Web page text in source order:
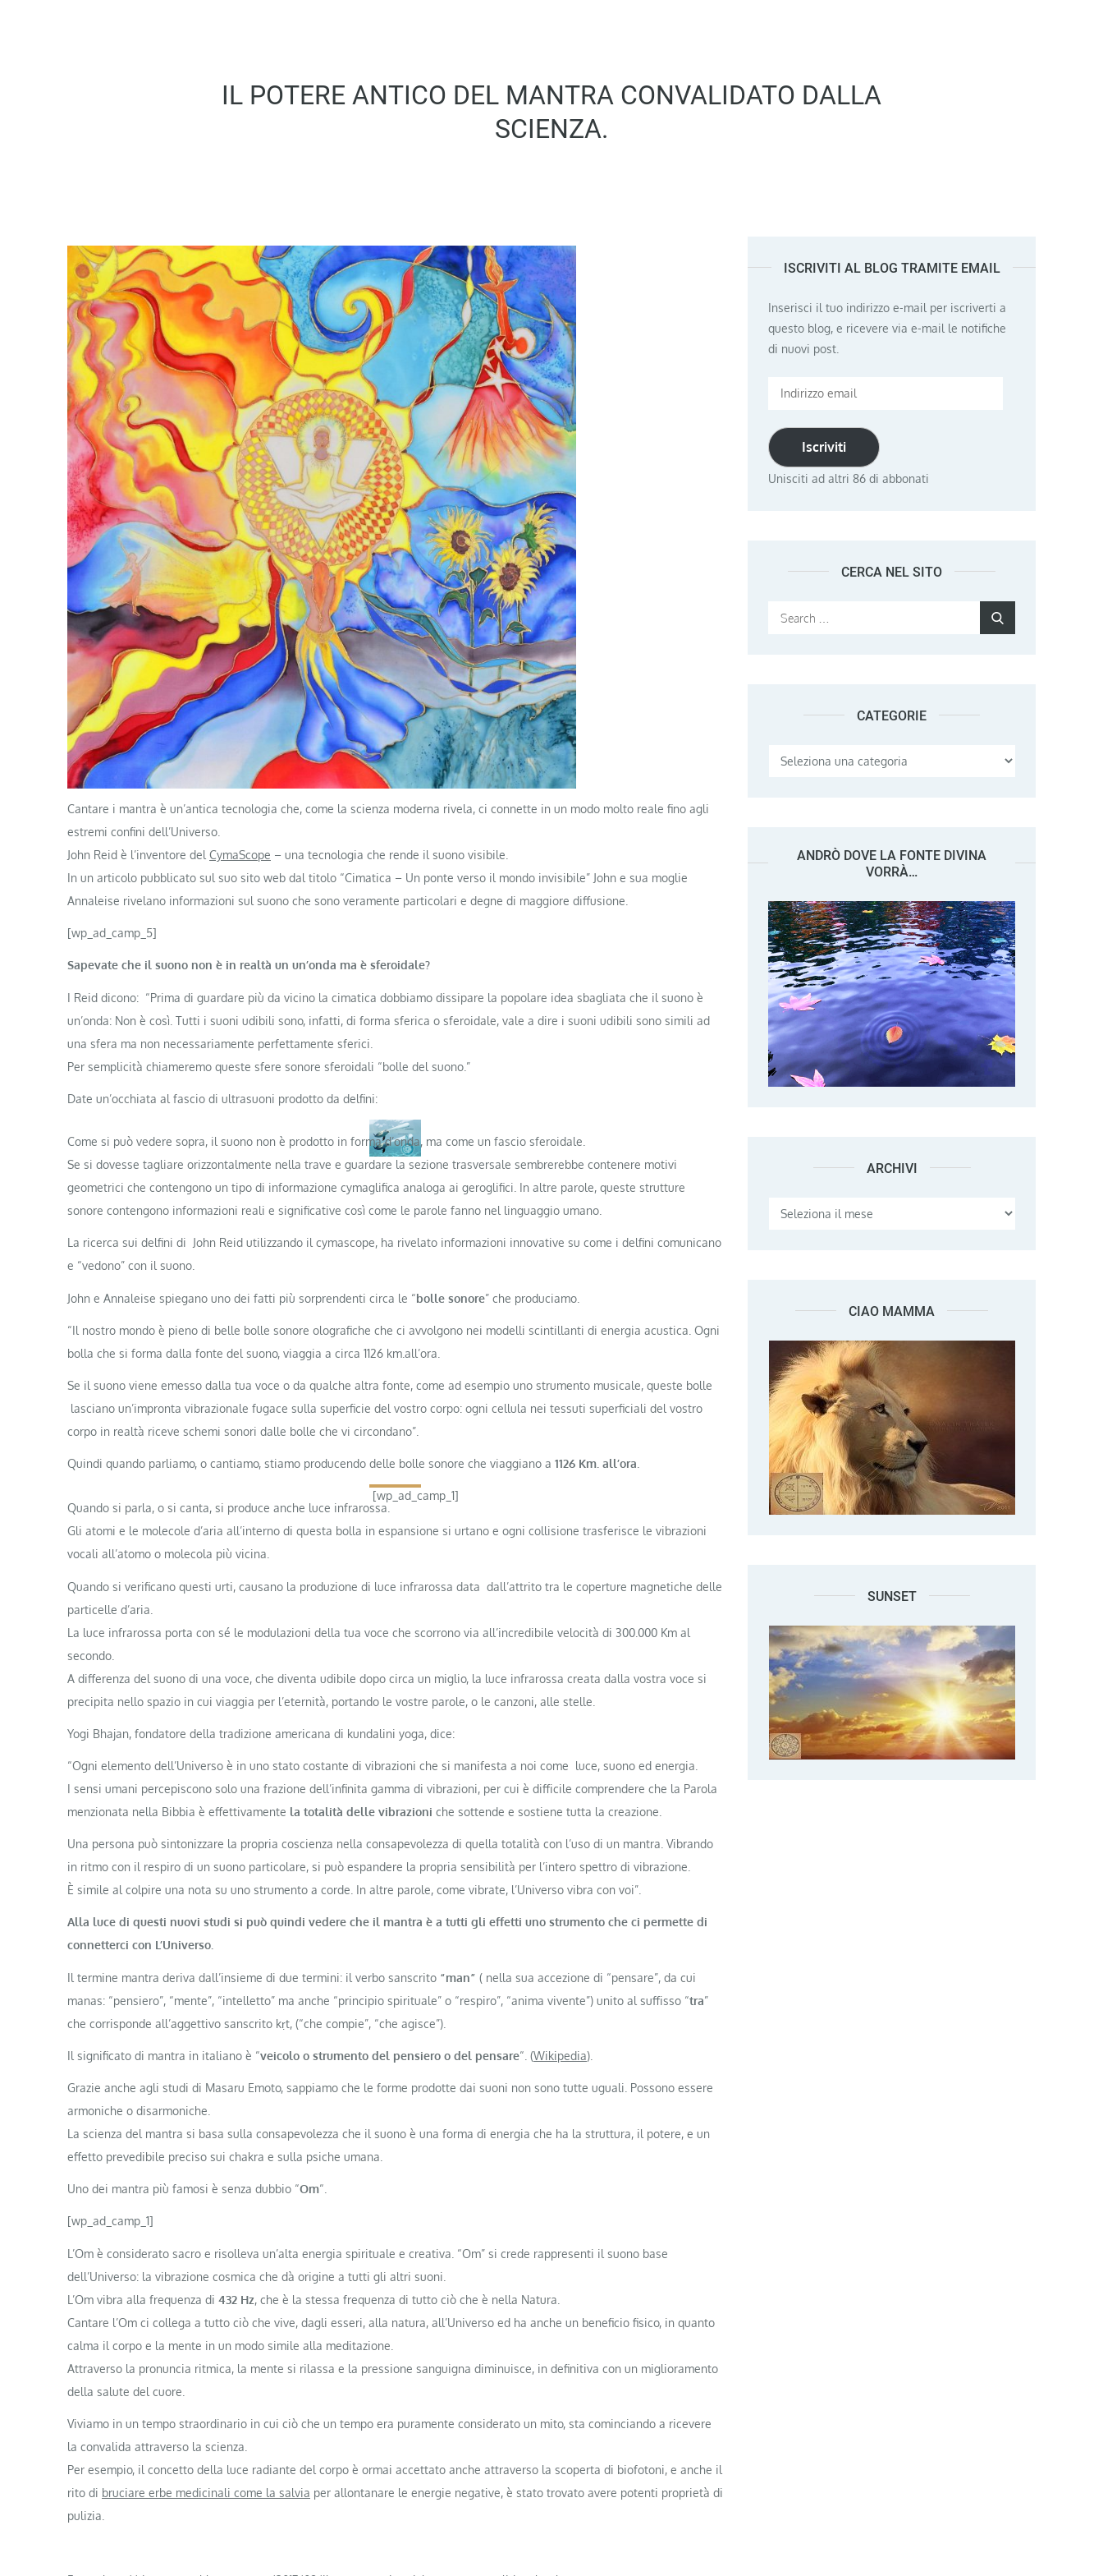
IL POTERE ANTICO DEL MANTRA CONVALIDATO DALLA
SCIENZA.
Cantare i mantra è un’antica tecnologia che, come la scienza moderna rivela, ci connette in un modo molto reale fino agli
estremi confini dell’Universo.
John Reid è l’inventore del CymaScope – una tecnologia che rende il suono visibile.
In un articolo pubblicato sul suo sito web dal titolo “Cimatica – Un ponte verso il mondo invisibile” John e sua moglie
Annaleise rivelano informazioni sul suono che sono veramente particolari e degne di maggiore diffusione.
[wp_ad_camp_5]
Sapevate che il suono non è in realtà un un’onda ma è sferoidale?
I Reid dicono: “Prima di guardare più da vicino la cimatica dobbiamo dissipare la popolare idea sbagliata che il suono è
un’onda: Non è così. Tutti i suoni udibili sono, infatti, di forma sferica o sferoidale, vale a dire i suoni udibili sono simili ad
una sfera ma non necessariamente perfettamente sferici.
Per semplicità chiameremo queste sfere sonore sferoidali “bolle del suono.”
Date un’occhiata al fascio di ultrasuoni prodotto da delfini:
Come si può vedere sopra, il suono non è prodotto in forma d’onda, ma come un fascio sferoidale.
Se si dovesse tagliare orizzontalmente nella trave e guardare la sezione trasversale sembrerebbe contenere motivi
geometrici che contengono un tipo di informazione cymaglifica analoga ai geroglifici. In altre parole, queste strutture
sonore contengono informazioni reali e significative così come le parole fanno nel linguaggio umano.
La ricerca sui delfini di John Reid utilizzando il cymascope, ha rivelato informazioni innovative su come i delfini comunicano
e “vedono” con il suono.
John e Annaleise spiegano uno dei fatti più sorprendenti circa le “bolle sonore” che produciamo.
“Il nostro mondo è pieno di belle bolle sonore olografiche che ci avvolgono nei modelli scintillanti di energia acustica. Ogni
bolla che si forma dalla fonte del suono, viaggia a circa 1126 km.all’ora.
Se il suono viene emesso dalla tua voce o da qualche altra fonte, come ad esempio uno strumento musicale, queste bolle
lasciano un’impronta vibrazionale fugace sulla superficie del vostro corpo: ogni cellula nei tessuti superficiali del vostro
corpo in realtà riceve schemi sonori dalle bolle che vi circondano”.
Quindi quando parliamo, o cantiamo, stiamo producendo delle bolle sonore che viaggiano a 1126 Km. all’ora
[wp_ad_camp_1]
Quando si parla, o si canta, si produce anche luce infrarossa.
Gli atomi e le molecole d’aria all’interno di questa bolla in espansione si urtano e ogni collisione trasferisce le vibrazioni
vocali all’atomo o molecola più vicina.
Quando si verificano questi urti, causano la produzione di luce infrarossa data dall’attrito tra le coperture magnetiche delle
particelle d’aria.
La luce infrarossa porta con sé le modulazioni della tua voce che scorrono via all’incredibile velocità di 300.000 Km al
secondo.
A differenza del suono di una voce, che diventa udibile dopo circa un miglio, la luce infrarossa creata dalla vostra voce si
precipita nello spazio in cui viaggia per l’eternità, portando le vostre parole, o le canzoni, alle stelle.
Yogi Bhajan, fondatore della tradizione americana di kundalini yoga, dice:
“Ogni elemento dell’Universo è in uno stato costante di vibrazioni che si manifesta a noi come luce, suono ed energia.
I sensi umani percepiscono solo una frazione dell’infinita gamma di vibrazioni, per cui è difficile comprendere che la Parola
menzionata nella Bibbia è effettivamente la totalità delle vibrazioni che sottende e sostiene tutta la creazione.
Una persona può sintonizzare la propria coscienza nella consapevolezza di quella totalità con l’uso di un mantra. Vibrando
in ritmo con il respiro di un suono particolare, si può espandere la propria sensibilità per l’intero spettro di vibrazione.
È simile al colpire una nota su uno strumento a corde. In altre parole, come vibrate, l’Universo vibra con voi”.
Alla luce di questi nuovi studi si può quindi vedere che il mantra è a tutti gli effetti uno strumento che ci permette di
connetterci con L’Universo.
Il termine mantra deriva dall’insieme di due termini: il verbo sanscrito “man” ( nella sua accezione di “pensare”, da cui
manas: “pensiero”, “mente”, “intelletto” ma anche “principio spirituale” o “respiro”, “anima vivente”) unito al suffisso “tra”
che corrisponde all’aggettivo sanscrito kṛt, (“che compie”, “che agisce”).
Il significato di mantra in italiano è “veicolo o strumento del pensiero o del pensare“. (Wikipedia).
Grazie anche agli studi di Masaru Emoto, sappiamo che le forme prodotte dai suoni non sono tutte uguali. Possono essere
armoniche o disarmoniche.
La scienza del mantra si basa sulla consapevolezza che il suono è una forma di energia che ha la struttura, il potere, e un
effetto prevedibile preciso sui chakra e sulla psiche umana.
Uno dei mantra più famosi è senza dubbio “Om“.
[wp_ad_camp_1]
L’Om è considerato sacro e risolleva un’alta energia spirituale e creativa. “Om” si crede rappresenti il suono base
dell’Universo: la vibrazione cosmica che dà origine a tutti gli altri suoni.
L’Om vibra alla frequenza di 432 Hz, che è la stessa frequenza di tutto ciò che è nella Natura.
Cantare l’Om ci collega a tutto ciò che vive, dagli esseri, alla natura, all’Universo ed ha anche un beneficio fisico, in quanto
calma il corpo e la mente in un modo simile alla meditazione.
Attraverso la pronuncia ritmica, la mente si rilassa e la pressione sanguigna diminuisce, in definitiva con un miglioramento
della salute del cuore.
Viviamo in un tempo straordinario in cui ciò che un tempo era puramente considerato un mito, sta cominciando a ricevere
la convalida attraverso la scienza.
Per esempio, il concetto della luce radiante del corpo è ormai accettato anche attraverso la scoperta di biofotoni, e anche il
rito di bruciare erbe medicinali come la salvia per allontanare le energie negative, è stato trovato avere potenti proprietà di
pulizia.
ISCRIVITI AL BLOG TRAMITE EMAIL
Inserisci il tuo indirizzo e-mail per iscriverti a
questo blog, e ricevere via e-mail le notifiche
di nuovi post.
Indirizzo
Iscriviti
Unisciti ad altri 86 di abbonati
CERCA NEL SITO
Search
CATEGORIE
Categorie
ANDRÒ DOVE LA FONTE DIVINA
VORRÀ…
ARCHIVI Archivi
CIAO MAMMA
SUNSET